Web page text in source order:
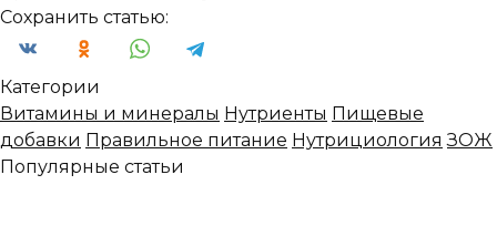
Сохранить статью:
Категории
Витамины и минералы Нутриенты Пищевые
добавки Правильное питание Нутрициология ЗОЖ
Популярные статьи